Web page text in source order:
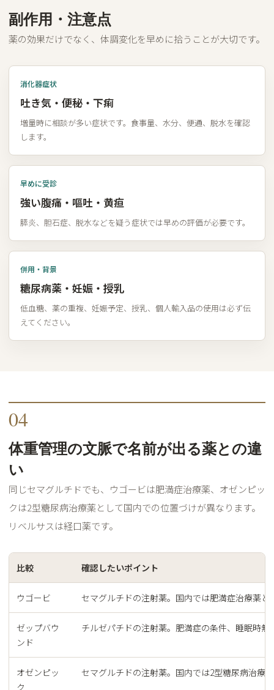
副作用・注意点
薬の効果だけでなく、体調変化を早めに拾うことが大切です。
消化器症状
吐き気・便秘・下痢
増量時に相談が多い症状です。食事量、水分、便通、脱水を確認
します。
早めに受診
強い腹痛・嘔吐・黄疸
膵炎、胆石症、脱水などを疑う症状では早めの評価が必要です。
併用・背景
糖尿病薬・妊娠・授乳
低血糖、薬の重複、妊娠予定、授乳、個人輸入品の使用は必ず伝
えてください。
04
体重管理の文脈で名前が出る薬との違
い
同じセマグルチドでも、ウゴービは肥満症治療薬、オゼンピッ
クは2型糖尿病治療薬として国内での位置づけが異なります。
リベルサスは経口薬です。
比較 確認したいポイント
ウゴービ セマグルチドの注射薬。国内では肥満症治療薬
ゼップバウ
ンド
チルゼパチドの注射薬。肥満症の条件、睡眠時
オゼンピッ
ク
セマグルチドの注射薬。国内では2型糖尿病治療